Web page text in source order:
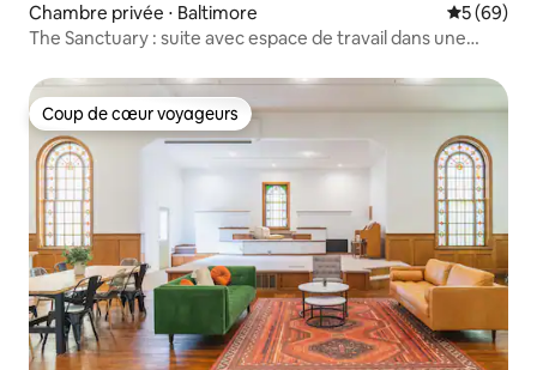
Chambre privée ⋅ Baltimore
5 (69)
The Sanctuary : suite avec espace de travail dans une
Coup de cœur voyageurs
Coup de cœur voyageurs